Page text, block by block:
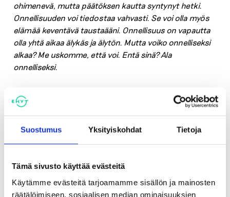
Suostumus Yksityiskohdat Tietoja
Tämä sivusto käyttää evästeitä
Käytämme evästeitä tarjoamamme sisällön ja mainosten
räätälöimiseen, sosiaalisen median ominaisuuksien
ohimenevä, mutta päätöksen kautta syntynyt hetki.
Onnellisuuden voi tiedostaa vahvasti. Se voi olla myös
elämää keventävä taustaääni. Onnellisuus on vapautta
olla yhtä aikaa älykäs ja älytön. Mutta voiko onnelliseksi
alkaa? Me uskomme, että voi. Entä sinä? Ala
onnelliseksi.
Lisätietoja
Asiantuntija
Ehkäisevä päihdetyö EHYT ry
teija.strand@ehyt.fi